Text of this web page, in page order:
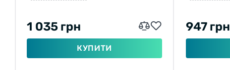
1 035 грн
КУПИТИ
947 грн